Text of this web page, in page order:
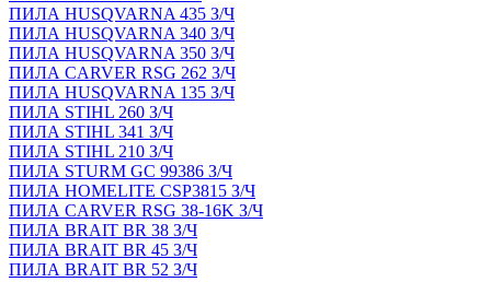
ПИЛА HUSQVARNA 435 З/Ч
ПИЛА HUSQVARNA 340 З/Ч
ПИЛА HUSQVARNA 350 З/Ч
ПИЛА CARVER RSG 262 З/Ч
ПИЛА HUSQVARNA 135 З/Ч
ПИЛА STIHL 260 З/Ч
ПИЛА STIHL 341 З/Ч
ПИЛА STIHL 210 З/Ч
ПИЛА STURM GC 99386 З/Ч
ПИЛА HOMELITE CSP3815 З/Ч
ПИЛА CARVER RSG 38-16K З/Ч
ПИЛА BRAIT BR 38 З/Ч
ПИЛА BRAIT BR 45 З/Ч
ПИЛА BRAIT BR 52 З/Ч